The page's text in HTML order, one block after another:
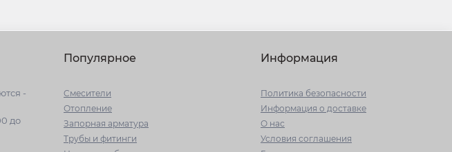
-
до
Популярное
Cмесители
Отопление
Запорная арматура
Трубы и фитинги
Информация
Политика безопасности
Информация о доставке
О нас
Условия соглашения